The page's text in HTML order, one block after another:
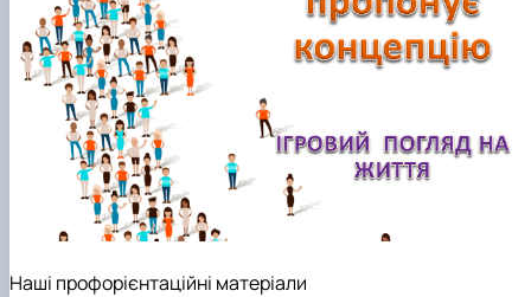
Наші профорієнтаційні матеріали